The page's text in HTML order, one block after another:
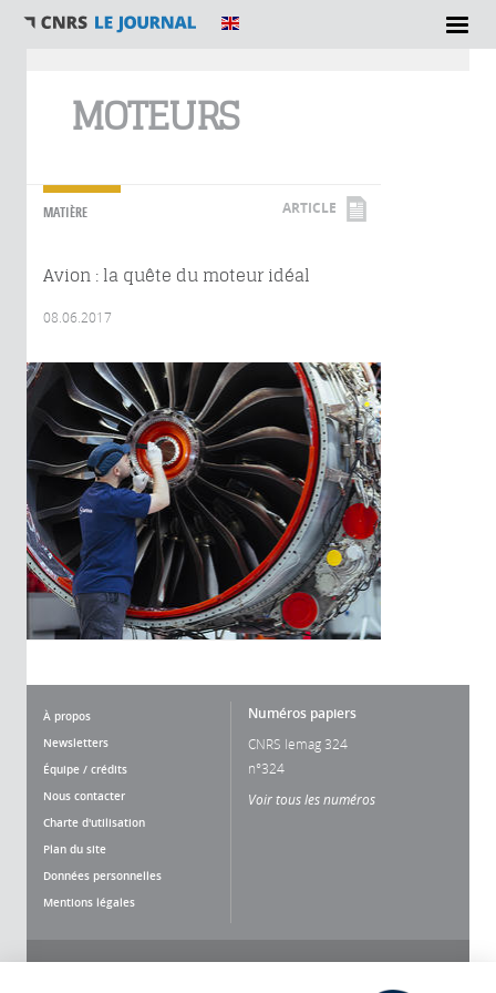
MOTEURS
MATIÈRE ARTICLE
Avion : la quête du moteur idéal
08.06.2017
À propos
Newsletters
Équipe / crédits
Nous contacter
Charte d'utilisation
Plan du site
Données personnelles
Mentions légales
Numéros papiers
CNRS lemag 324
n°324
Voir tous les numéros